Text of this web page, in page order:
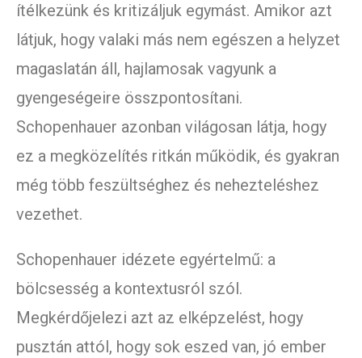
ítélkezünk és kritizáljuk egymást. Amikor azt
látjuk, hogy valaki más nem egészen a helyzet
magaslatán áll, hajlamosak vagyunk a
gyengeségeire összpontosítani.
Schopenhauer azonban világosan látja, hogy
ez a megközelítés ritkán működik, és gyakran
még több feszültséghez és nehezteléshez
vezethet.
Schopenhauer idézete egyértelmű: a
bölcsesség a kontextusról szól.
Megkérdőjelezi azt az elképzelést, hogy
pusztán attól, hogy sok eszed van, jó ember